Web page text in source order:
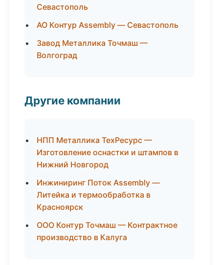
Севастополь
АО Контур Assembly — Севастополь
Завод Металлика Точмаш —
Волгоград
Другие компании
НПП Металлика ТехРесурс —
Изготовление оснастки и штампов в
Нижний Новгород
Инжиниринг Поток Assembly —
Литейка и термообработка в
Красноярск
ООО Контур Точмаш — Контрактное
производство в Калуга